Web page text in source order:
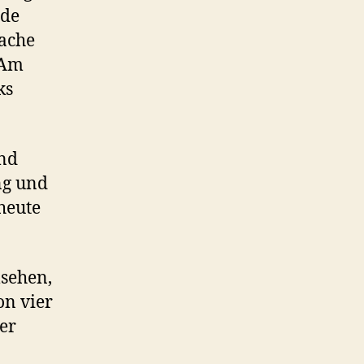
und
vier